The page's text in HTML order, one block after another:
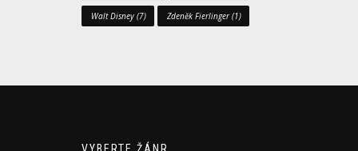
Walt Disney (7) Zdeněk Fierlinger(1)